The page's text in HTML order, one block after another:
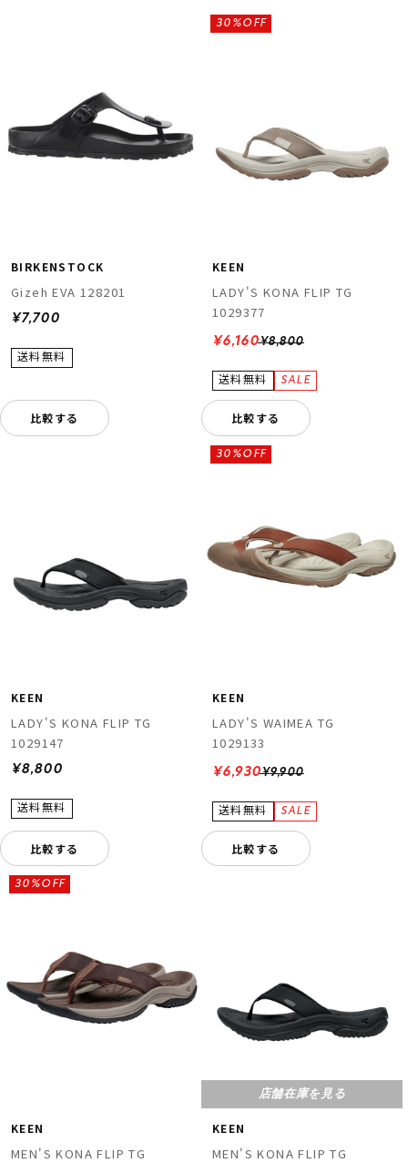
アフターサポート
下取り保証について
ムラサキスポーツ 公式アプリ
ポイント・クーポンもこのアプリで！
BIRKENSTOCK
Gizeh EVA 128201
¥7,700
比較する
KEEN
LADY'S KONA FLIP TG
1029377
¥8,800
30%OFF
¥6,160
比較する
KEEN
LADY'S KONA FLIP TG
1029147
¥8,800
比較する
KEEN
LADY'S WAIMEA TG
1029133
¥9,900
30%OFF
¥6,930
比較する
KEEN
MEN'S KONA FLIP TG
30%OFF
店舗在庫を見る
KEEN
MEN'S KONA FLIP TG